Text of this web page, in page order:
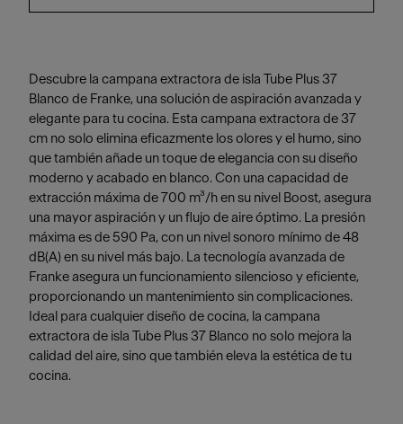
Descubre la campana extractora de isla Tube Plus 37
Blanco de Franke, una solución de aspiración avanzada y
elegante para tu cocina. Esta campana extractora de 37
cm no solo elimina eficazmente los olores y el humo, sino
que también añade un toque de elegancia con su diseño
moderno y acabado en blanco. Con una capacidad de
extracción máxima de 700 m³/h en su nivel Boost, asegura
una mayor aspiración y un flujo de aire óptimo. La presión
máxima es de 590 Pa, con un nivel sonoro mínimo de 48
dB(A) en su nivel más bajo. La tecnología avanzada de
Franke asegura un funcionamiento silencioso y eficiente,
proporcionando un mantenimiento sin complicaciones.
Ideal para cualquier diseño de cocina, la campana
extractora de isla Tube Plus 37 Blanco no solo mejora la
calidad del aire, sino que también eleva la estética de tu
cocina.